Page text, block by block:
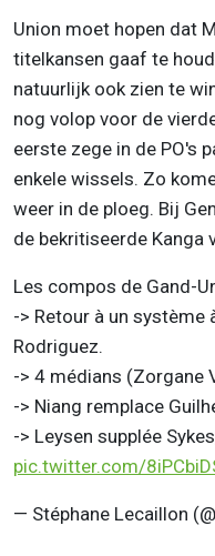
Union moet hopen dat
titelkansen gaaf te
natuurlijk ook zien te
nog volop voor de
eerste zege in de PO's
enkele wissels. Zo
weer in de ploeg. Bij
de bekritiseerde Kanga
Les compos de Gand-
-> Retour à un système
Rodriguez.
-> 4 médians (Zorgane
-> Niang remplace
-> Leysen supplée
pic.twitter.com/
— Stéphane Lecaillon